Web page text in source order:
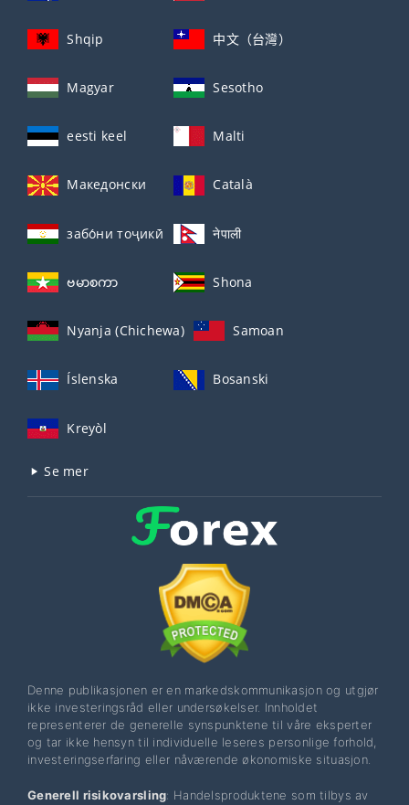
Shqip 中文（台灣）
Magyar Sesotho
eesti keel Malti
Македонски Català
забо́ни тоҷикӣ́ नेपाली
ဗမာစကာ Shona
Nyanja (Chichewa) Samoan
Íslenska Bosanski
Kreyòl
Se mer
Denne publikasjonen er en markedskommunikasjon og utgjør
ikke investeringsråd eller undersøkelser. Innholdet
representerer de generelle synspunktene til våre eksperter
og tar ikke hensyn til individuelle leseres personlige forhold,
investeringserfaring eller nåværende økonomiske situasjon.
Generell risikovarsling: Handelsproduktene som tilbys av